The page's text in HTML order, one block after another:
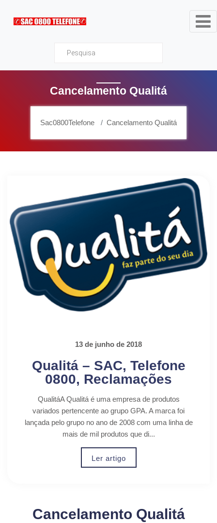
Sac0800Telefone
Cancelamento Qualitá
Sac0800Telefone Cancelamento Qualitá
13 de junho de 2018
Qualitá – SAC, Telefone
0800, Reclamações
QualitáA Qualitá é uma empresa de produtos
variados pertencente ao grupo GPA. A marca foi
lançada pelo grupo no ano de 2008 com uma linha de
mais de mil produtos que di...
Ler artigo
Cancelamento Qualitá